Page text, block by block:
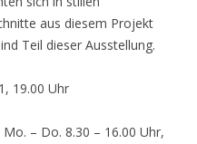
aus diesem Projekt
Teil dieser Ausstellung.
19.00 Uhr
– Do. 8.30 – 16.00 Uhr,